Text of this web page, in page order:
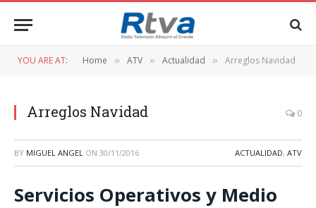
YOU ARE AT: Home » ATV » Actualidad » Arreglos Navidad
Arreglos Navidad 0
BY MIGUEL ANGEL ON 30/11/2016 ACTUALIDAD, ATV
Servicios Operativos y Medio